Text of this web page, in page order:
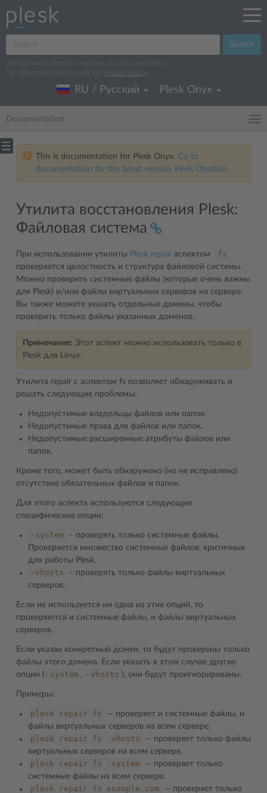
Search
We log search terms to improve our documentation.
For more information, read our
Privacy Policy
RU / Русский Plesk Onyx
Documentation
This is documentation for Plesk Onyx. Go to
documentation for the latest version, Plesk Obsidian.
Утилита восстановления Plesk:
Файловая система
При использовании утилиты Plesk repair аспектом fs
проверяется целостность и структура файловой системы.
Можно проверить системные файлы (которые очень важны
для Plesk) и/или файлы виртуальных серверов на сервере.
Вы также можете указать отдельные домены, чтобы
проверить только файлы указанных доменов.
Примечание: Этот аспект можно использовать только в
Plesk для Linux.
Утилита repair с аспектом fs позволяет обнаруживать и
решать следующие проблемы:
Недопустимые владельцы файлов или папок.
Недопустимые права для файлов или папок.
Недопустимые расширенные атрибуты файлов или
папок.
Кроме того, может быть обнаружено (но не исправлено)
отсутствие обязательных файлов и папок.
Для этого аспекта используются следующие
специфические опции:
-system
– проверять только системные файлы.
Проверяется множество системных файлов, критичных
для работы Plesk.
-vhosts
– проверять только файлы виртуальных
серверов.
Если не используется ни одна из этих опций, то
проверяются и системные файлы, и файлы виртуальных
серверов.
Если указан конкретный домен, то будут проверены только
файлы этого домена. Если указать в этом случае другие
опции (- system , - vhosts ), они будут проигнорированы.
Примеры:
plesk repair fs
― проверяет и системные файлы, и
файлы виртуальных серверов на всем сервере.
plesk repair fs -vhosts
― проверяет только файлы
виртуальных серверов на всем сервере.
plesk repair fs -system
― проверяет только
системные файлы на всем сервере.
plesk repair fs example.com
― проверяет только